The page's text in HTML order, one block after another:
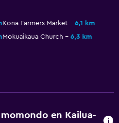
Kona Farmers Market
6,1 km
Mokuaikaua Church
6,3 km
en Kailua-